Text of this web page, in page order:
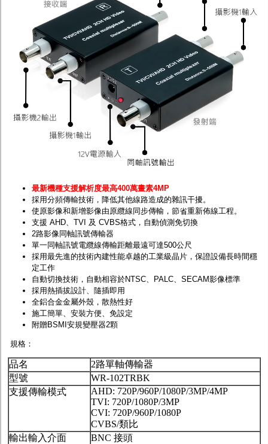
最新機種支援解析度最高400萬畫素4MP
採用分頻傳輸技術，降低其他線路造成的雜訊干擾。
使原影像和新增影像由原纜線同步傳輸，節省重新佈線工程。
支援 AHD、TVI 及 CVBS格式，自動偵測免切換
2路影像同軸訊號傳輸器
單一同軸訊號電纜線傳輸距離最遠可達500公尺
採用最先進的技術內建性能卓越的工業級晶片，保證設備長時間穩
定工作
自動切換技術，自動相容於NTSC、PALC、SECAM影像標準
採用熱插拔設計、隨插即用
全鋁合金金屬外殼，散熱性好
施工簡單、安裝方便、免設定
附贈BSMI安規變壓器2顆
規格：
品名
2路單軸傳輸器
型號
WR-102TRBK
支援傳輸模式
AHD: 720P/960P/1080P/3MP/4MP
TVI: 720P/1080P/3MP
CVI: 720P/960P/1080P
CVBS/類比
輸出輸入介面
BNC 接頭